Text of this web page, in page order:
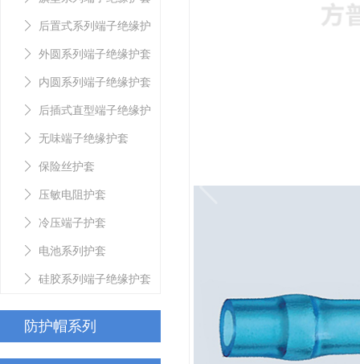
后置式系列端子绝缘护
套 外圆系列端子绝缘护套
内圆系列端子绝缘护套
后插式直型端子绝缘护
套 无味端子绝缘护套
保险丝护套
压敏电阻护套
冷压端子护套
电池系列护套
硅胶系列端子绝缘护套
防护帽系列